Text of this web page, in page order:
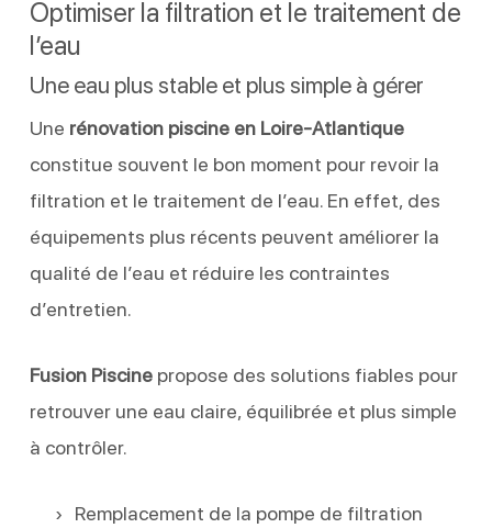
Optimiser la filtration et le traitement de
l’eau
Une eau plus stable et plus simple à gérer
Une rénovation piscine en Loire-Atlantique
constitue souvent le bon moment pour revoir la
filtration et le traitement de l’eau. En effet, des
équipements plus récents peuvent améliorer la
qualité de l’eau et réduire les contraintes
d’entretien.
Fusion Piscinepropose des solutions fiables pour
retrouver une eau claire, équilibrée et plus simple
à contrôler.
Remplacement de la pompe de filtration